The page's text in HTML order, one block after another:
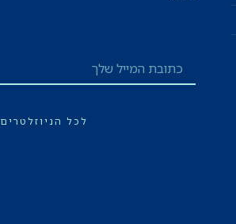
לכל הניוזלטרים